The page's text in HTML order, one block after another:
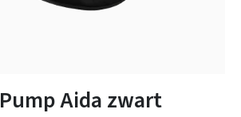
Pump Aida zwart